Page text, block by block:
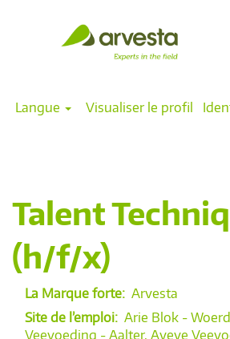
Langue Visualiser le profil
Talent
(h/f/x)
La Marque forte: Arvesta
Site de l’emploi: Arie Blok -
Veevoeding - Aalter, Aveve